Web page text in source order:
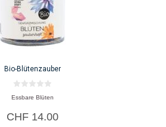
Bio-Blütenzauber
0
v
n
5
Essbare Blüten
CHF14.00